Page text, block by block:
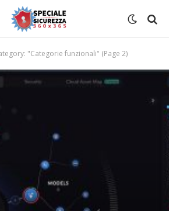
"Categorie funzionali" (Page 2)